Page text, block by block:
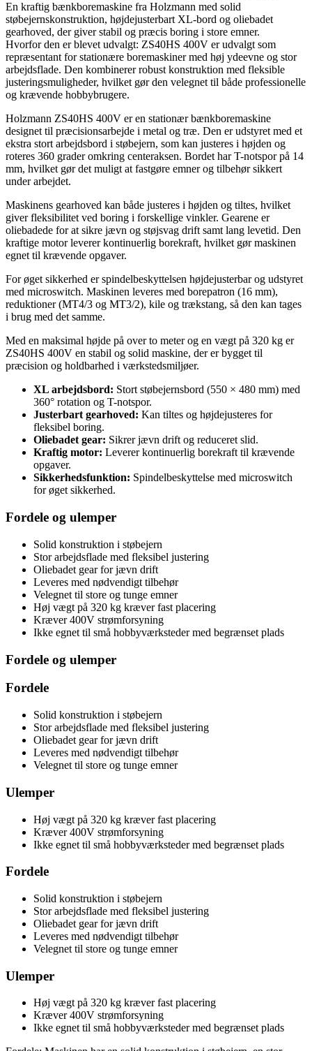
En kraftig bænkboremaskine fra Holzmann med solid
støbejernskonstruktion, højdejusterbart XL-bord og oliebadet
gearhoved, der giver stabil og præcis boring i store emner.
Hvorfor den er blevet udvalgt: ZS40HS 400V er udvalgt som
repræsentant for stationære boremaskiner med høj ydeevne og stor
arbejdsflade. Den kombinerer robust konstruktion med fleksible
justeringsmuligheder, hvilket gør den velegnet til både professionelle
og krævende hobbybrugere.
Holzmann ZS40HS 400V er en stationær bænkboremaskine
designet til præcisionsarbejde i metal og træ. Den er udstyret med et
ekstra stort arbejdsbord i støbejern, som kan justeres i højden og
roteres 360 grader omkring centeraksen. Bordet har T-notspor på 14
mm, hvilket gør det muligt at fastgøre emner og tilbehør sikkert
under arbejdet.
Maskinens gearhoved kan både justeres i højden og tiltes, hvilket
giver fleksibilitet ved boring i forskellige vinkler. Gearene er
oliebadede for at sikre jævn og støjsvag drift samt lang levetid. Den
kraftige motor leverer kontinuerlig borekraft, hvilket gør maskinen
egnet til krævende opgaver.
For øget sikkerhed er spindelbeskyttelsen højdejusterbar og udstyret
med microswitch. Maskinen leveres med borepatron (16 mm),
reduktioner (MT4/3 og MT3/2), kile og trækstang, så den kan tages
i brug med det samme.
Med en maksimal højde på over to meter og en vægt på 320 kg er
ZS40HS 400V en stabil og solid maskine, der er bygget til
præcision og holdbarhed i værkstedsmiljøer.
XL arbejdsbord: Stort støbejernsbord (550 × 480 mm) med
360° rotation og T-notspor.
Justerbart gearhoved: Kan tiltes og højdejusteres for
fleksibel boring.
Oliebadet gear: Sikrer jævn drift og reduceret slid.
Kraftig motor: Leverer kontinuerlig borekraft til krævende
opgaver.
Sikkerhedsfunktion: Spindelbeskyttelse med microswitch
for øget sikkerhed.
Fordele og ulemper
Solid konstruktion i støbejern
Stor arbejdsflade med fleksibel justering
Oliebadet gear for jævn drift
Leveres med nødvendigt tilbehør
Velegnet til store og tunge emner
Høj vægt på 320 kg kræver fast placering
Kræver 400V strømforsyning
Ikke egnet til små hobbyværksteder med begrænset plads
Fordele og ulemper
Fordele
Solid konstruktion i støbejern
Stor arbejdsflade med fleksibel justering
Oliebadet gear for jævn drift
Leveres med nødvendigt tilbehør
Velegnet til store og tunge emner
Ulemper
Høj vægt på 320 kg kræver fast placering
Kræver 400V strømforsyning
Ikke egnet til små hobbyværksteder med begrænset plads
Fordele
Solid konstruktion i støbejern
Stor arbejdsflade med fleksibel justering
Oliebadet gear for jævn drift
Leveres med nødvendigt tilbehør
Velegnet til store og tunge emner
Ulemper
Høj vægt på 320 kg kræver fast placering
Kræver 400V strømforsyning
Ikke egnet til små hobbyværksteder med begrænset plads